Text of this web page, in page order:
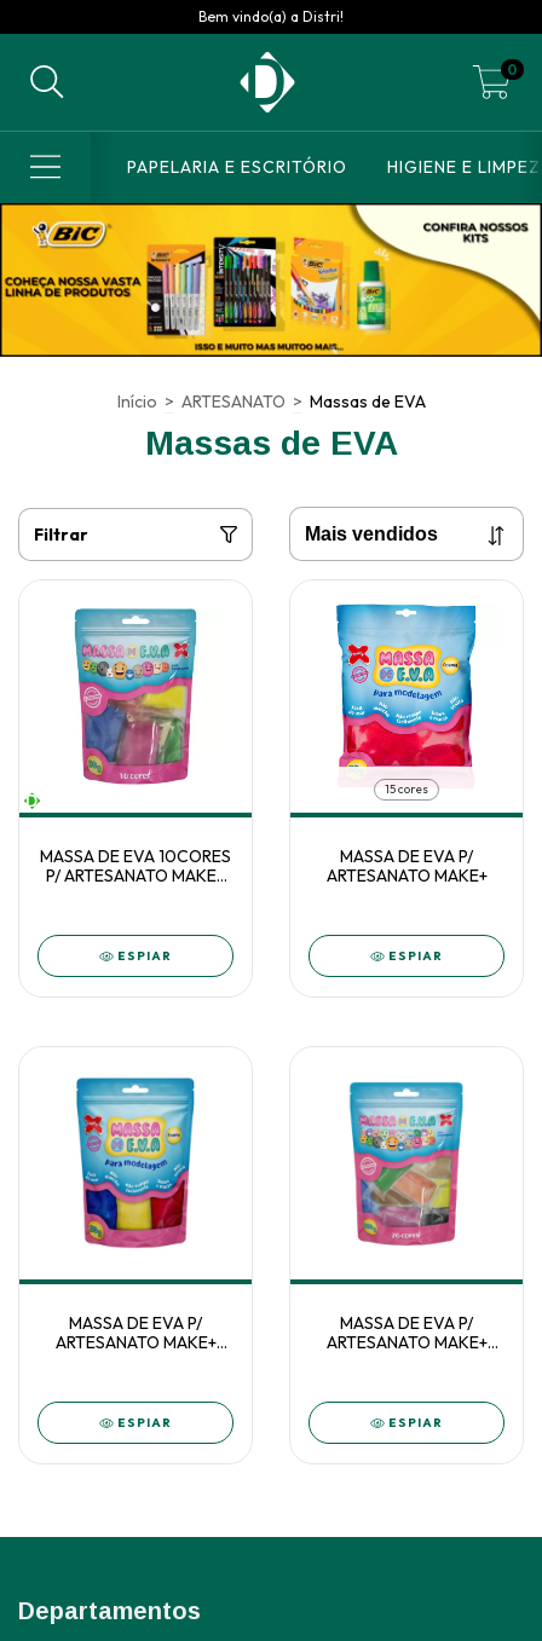
Bem vindo(a) a Distri!
0
PAPELARIA E ESCRITÓRIO HIGIENE E
Início > ARTESANATO > Massas de EVA
Massas de EVA
Filtrar
MASSA DE EVA 10CORES
P/ ARTESANATO MAKE+
ESPIAR
15 cores
MASSA DE EVA P/
ARTESANATO MAKE+
ESPIAR
MASSA DE EVA P/
ARTESANATO MAKE+
ESPIAR
MASSA DE EVA P/
ARTESANATO MAKE+
ESPIAR
Departamentos